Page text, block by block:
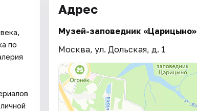
по
Адрес
Музей-заповедник «Царицыно»
Москва, ул. Дольская, д. 1